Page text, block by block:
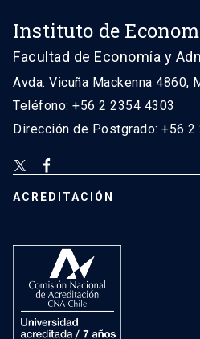
Instituto de
Facultad de Economía y
Avda. Vicuña Mackenna 4860,
Teléfono: +56 2 2354 4303
Dirección de Postgrado: +56 2
ACREDITACIÓN